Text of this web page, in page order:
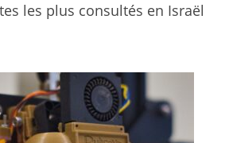
les plus consultés en Israël